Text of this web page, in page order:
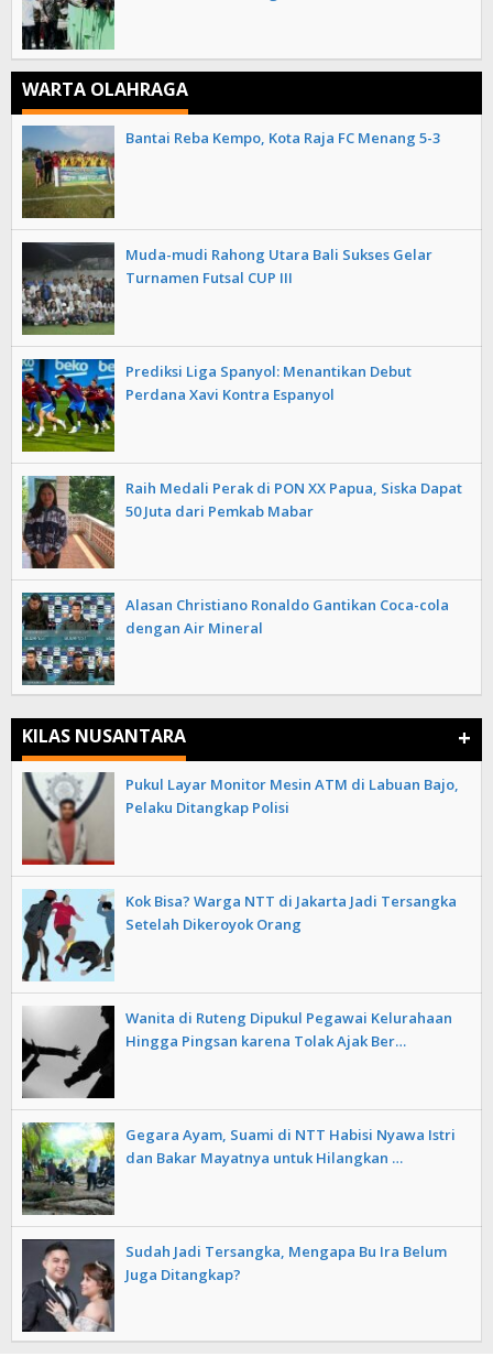
WARTA OLAHRAGA
Bantai Reba Kempo, Kota Raja FC Menang 5-3
Muda-mudi Rahong Utara Bali Sukses Gelar
Turnamen Futsal CUP III
Prediksi Liga Spanyol: Menantikan Debut
Perdana Xavi Kontra Espanyol
Raih Medali Perak di PON XX Papua, Siska Dapat
50 Juta dari Pemkab Mabar
Alasan Christiano Ronaldo Gantikan Coca-cola
dengan Air Mineral
KILAS NUSANTARA +
Pukul Layar Monitor Mesin ATM di Labuan Bajo,
Pelaku Ditangkap Polisi
Kok Bisa? Warga NTT di Jakarta Jadi Tersangka
Setelah Dikeroyok Orang
Wanita di Ruteng Dipukul Pegawai Kelurahaan
Hingga Pingsan karena Tolak Ajak Ber…
Gegara Ayam, Suami di NTT Habisi Nyawa Istri
dan Bakar Mayatnya untuk Hilangkan …
Sudah Jadi Tersangka, Mengapa Bu Ira Belum
Juga Ditangkap?